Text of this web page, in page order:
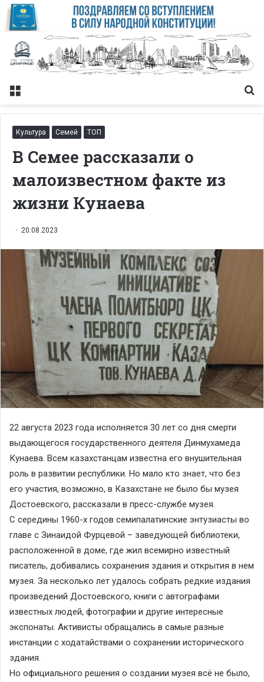
Меню
Культура Семей ТОП
В Семее рассказали о
малоизвестном факте из
жизни Кунаева
20.08.2023
22 августа 2023 года исполняется 30 лет со дня смерти
выдающегося государственного деятеля Динмухамеда
Кунаева. Всем казахстанцам известна его внушительная
роль в развитии республики. Но мало кто знает, что без
его участия, возможно, в Казахстане не было бы музея
Достоевского, рассказали в пресс-службе музея.
С середины 1960-х годов семипалатинские энтузиасты во
главе с Зинаидой Фурцевой – заведующей библиотеки,
расположенной в доме, где жил всемирно известный
писатель, добивались сохранения здания и открытия в нем
музея. За несколько лет удалось собрать редкие издания
произведений Достоевского, книги с автографами
известных людей, фотографии и другие интересные
экспонаты. Активисты обращались в самые разные
инстанции с ходатайствами о сохранении исторического
здания.
Но официального решения о создании музея всё не было,